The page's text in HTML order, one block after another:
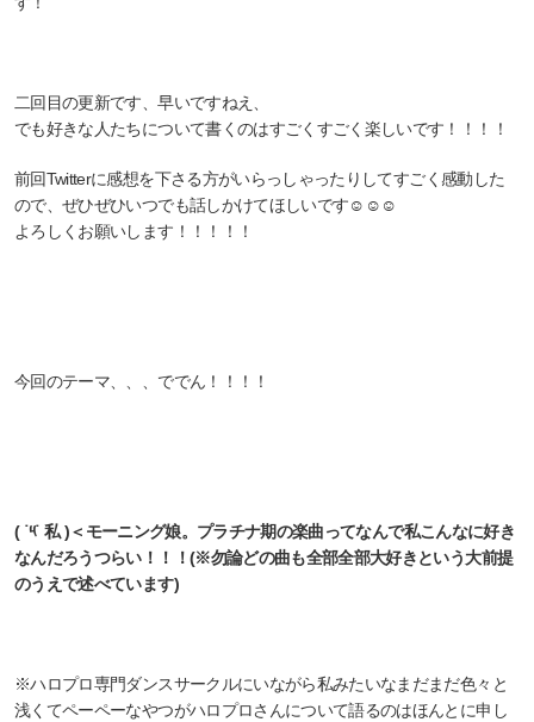
二回目の更新です、早いですねえ、
でも好きな人たちについて書くのはすごくすごく楽しいです！！！！
前回Twitterに感想を下さる方がいらっしゃったりしてすごく感動した
ので、ぜひぜひいつでも話しかけてほしいです☺️☺️☺️
よろしくお願いします！！！！！
今回のテーマ、、、ででん！！！！
( ˙༥˙ 私 )＜モーニング娘。プラチナ期の楽曲ってなんで私こんなに好き
なんだろうつらい！！！(※勿論どの曲も全部全部大好きという大前提
のうえで述べています)
※ハロプロ専門ダンスサークルにいながら私みたいなまだまだ色々と
浅くてペーペーなやつがハロプロさんについて語るのはほんとに申し